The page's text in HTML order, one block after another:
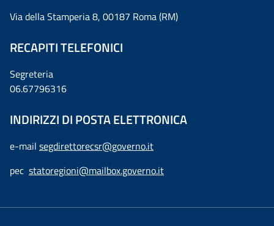
Via della Stamperia 8, 00187 Roma (RM)
RECAPITI TELEFONICI
Segreteria
06.67796316
INDIRIZZI DI POSTA ELETTRONICA
e-mail segdirettorecsr@governo.it
pec statoregioni@mailbox.governo.it